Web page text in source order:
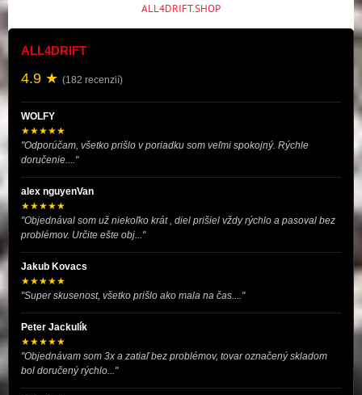
ALL4DRIFT.SHOP
ALL4DRIFT
4.9 ★ (182 recenzií)
WOLFY
★★★★★
"Odporúčam, všetko prišlo v poriadku som veľmi spokojný. Rýchle
doručenie...."
alex nguyenVan
★★★★★
"Objednával som už niekoľko krát , diel prišiel vždy rýchlo a pasoval bez
problémov. Určite ešte obj..."
Jakub Kovacs
★★★★★
"Super skusenost, všetko prišlo ako mala na čas...."
Peter Jackulík
★★★★★
"Objednávam som 3x a zatiaľ bez problémov, tovar označený skladom
bol doručený rýchlo..."